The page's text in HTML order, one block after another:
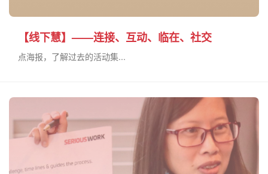
【线下慧】——连接、互动、临在、社交
点海报，了解过去的活动集...